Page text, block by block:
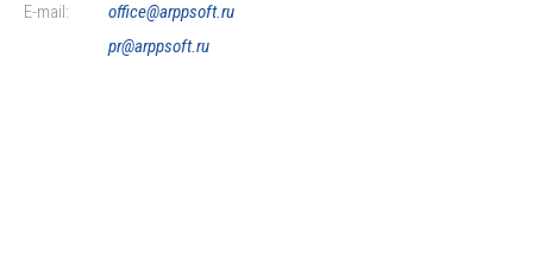
E-mail:
office@arppsoft.ru
pr@arppsoft.ru